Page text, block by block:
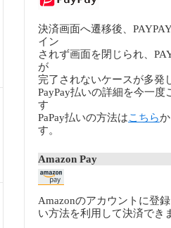
決済画面へ遷移後、
イン
されず画面を閉じられ、
が
完了されないケースが多発
PayPay払いの詳細を今一度
す
PaPay払いの方法はこちら
す。
Amazon Pay
Amazonのアカウントに登
い方法を利用して決済でき